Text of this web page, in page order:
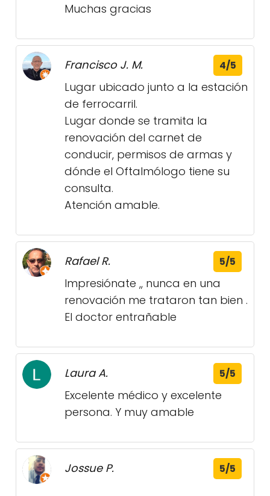
Muchas gracias
Francisco J. M. 4/5
Lugar ubicado junto a la estación
de ferrocarril.
Lugar donde se tramita la
renovación del carnet de
conducir, permisos de armas y
dónde el Oftalmólogo tiene su
consulta.
Atención amable.
Rafael R. 5/5
Impresiónate ,, nunca en una
renovación me trataron tan bien .
El doctor entrañable
Laura A. 5/5
Excelente médico y excelente
persona. Y muy amable
Jossue P. 5/5